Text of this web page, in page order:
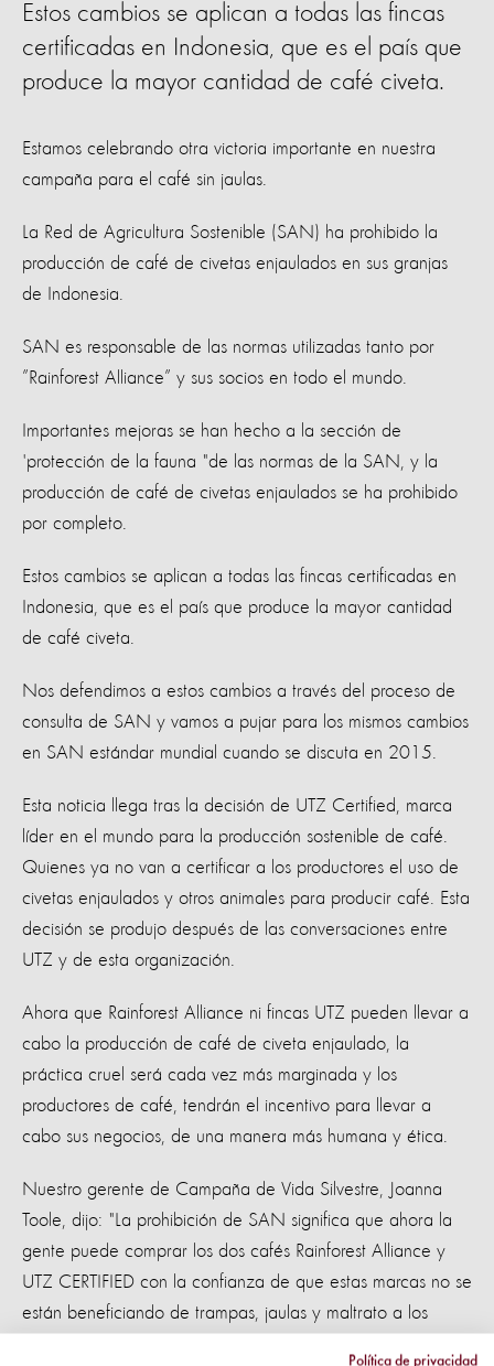
Estos cambios se aplican a todas las fincas
certificadas en Indonesia, que es el país que
produce la mayor cantidad de café civeta.
Estamos celebrando otra victoria importante en nuestra
campaña para el café sin jaulas.
La Red de Agricultura Sostenible (SAN) ha prohibido la
producción de café de civetas enjaulados en sus granjas
de Indonesia.
SAN es responsable de las normas utilizadas tanto por
”Rainforest Alliance” y sus socios en todo el mundo.
Importantes mejoras se han hecho a la sección de
'protección de la fauna "de las normas de la SAN, y la
producción de café de civetas enjaulados se ha prohibido
por completo.
Estos cambios se aplican a todas las fincas certificadas en
Indonesia, que es el país que produce la mayor cantidad
de café civeta.
Nos defendimos a estos cambios a través del proceso de
consulta de SAN y vamos a pujar para los mismos cambios
en SAN estándar mundial cuando se discuta en 2015.
Esta noticia llega tras la decisión de UTZ Certified, marca
líder en el mundo para la producción sostenible de café.
Quienes ya no van a certificar a los productores el uso de
civetas enjaulados y otros animales para producir café. Esta
decisión se produjo después de las conversaciones entre
UTZ y de esta organización.
Ahora que Rainforest Alliance ni fincas UTZ pueden llevar a
cabo la producción de café de civeta enjaulado, la
práctica cruel será cada vez más marginada y los
productores de café, tendrán el incentivo para llevar a
cabo sus negocios, de una manera más humana y ética.
Nuestro gerente de Campaña de Vida Silvestre, Joanna
Toole, dijo: "La prohibición de SAN significa que ahora la
gente puede comprar los dos cafés Rainforest Alliance y
UTZ CERTIFIED con la confianza de que estas marcas no se
están beneficiando de trampas, jaulas y maltrato a los
Política de privacidad